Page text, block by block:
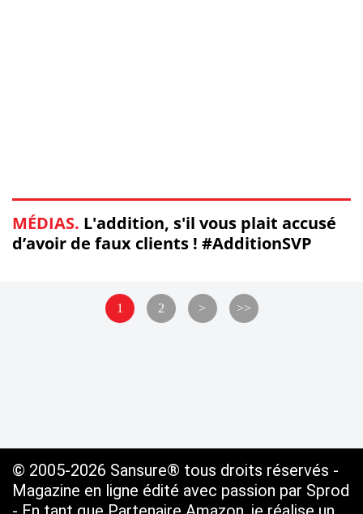
MÉDIAS. L'addition, s'il vous plait accusé
d’avoir de faux clients ! #AdditionSVP
1 2 > >>
© 2005-2026 Sansure® tous droits réservés -
Magazine en ligne édité avec passion par Sprod